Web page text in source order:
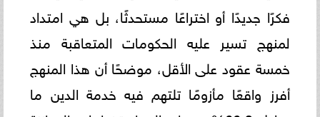
فكرًا جديدًا أو اختراعًا مستحدثًا، بل هي امتداد
لمنهج تسير عليه الحكومات المتعاقبة منذ
خمسة عقود على الأقل، موضحًا أن هذا المنهج
أفرز واقعًا مأزومًا تلتهم فيه خدمة الدين ما